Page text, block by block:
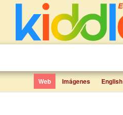
Web Imágenes English